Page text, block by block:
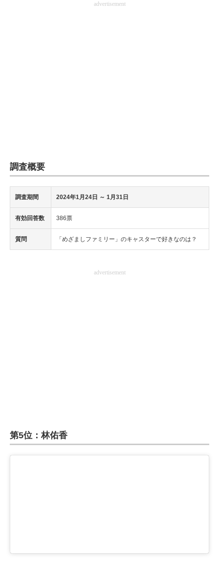
advertisement
調査概要
調査期間 2024年1月24日 ～ 1月31日
有効回答数 386票
質問 「めざましファミリー」のキャスターで好きなのは？
advertisement
第5位：林佑香